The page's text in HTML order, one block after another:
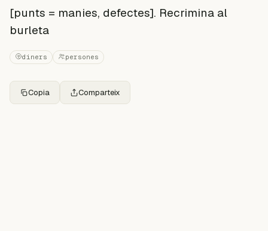
[punts = manies, defectes]. Recrimina al
burleta
diners persones
Copia Comparteix